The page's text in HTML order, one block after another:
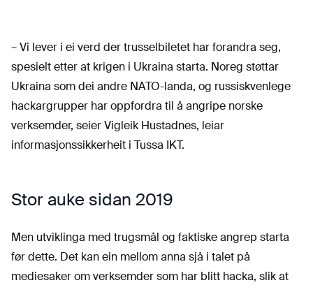
– Vi lever i ei verd der trusselbiletet har forandra seg,
spesielt etter at krigen i Ukraina starta. Noreg støttar
Ukraina som dei andre NATO-landa, og russiskvenlege
hackargrupper har oppfordra til å angripe norske
verksemder, seier Vigleik Hustadnes, leiar
informasjonssikkerheit i Tussa IKT.
Stor auke sidan 2019
Men utviklinga med trugsmål og faktiske angrep starta
før dette. Det kan ein mellom anna sjå i talet på
mediesaker om verksemder som har blitt hacka, slik at